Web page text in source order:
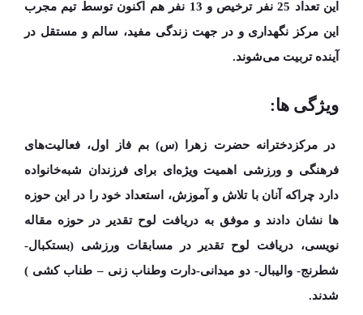
این تعداد 25 نفر ترخیص و
هم اکنون توسط تیم مجرب
این مرکز نگهداری و در جهت زندگی مفید، سالم و مستقل در
آینده تربیت می‌شوند.
ویژگی ها:
در مرکزدخترانه حضرت زهرا (س) بم فاز اول، فعالیت‌­های
فرهنگی و ورزشی اهمیت ویژه­‌ای برای فرزندان شبه‌­خانواده
دارد چراکه آنان با تلاش و آموزش، استعداد خود را در این حوزه­‌
ها نشان دادند و موفق به دریافت لوح تقدیر در حوزه مقاله
نویسی، دریافت لوح تقدیر در مسابقات ورزشی (بستکبال-
شطرنج- والیبال- دو میدانی-دارت وطناب زنی – طناب کشی )
شدند.